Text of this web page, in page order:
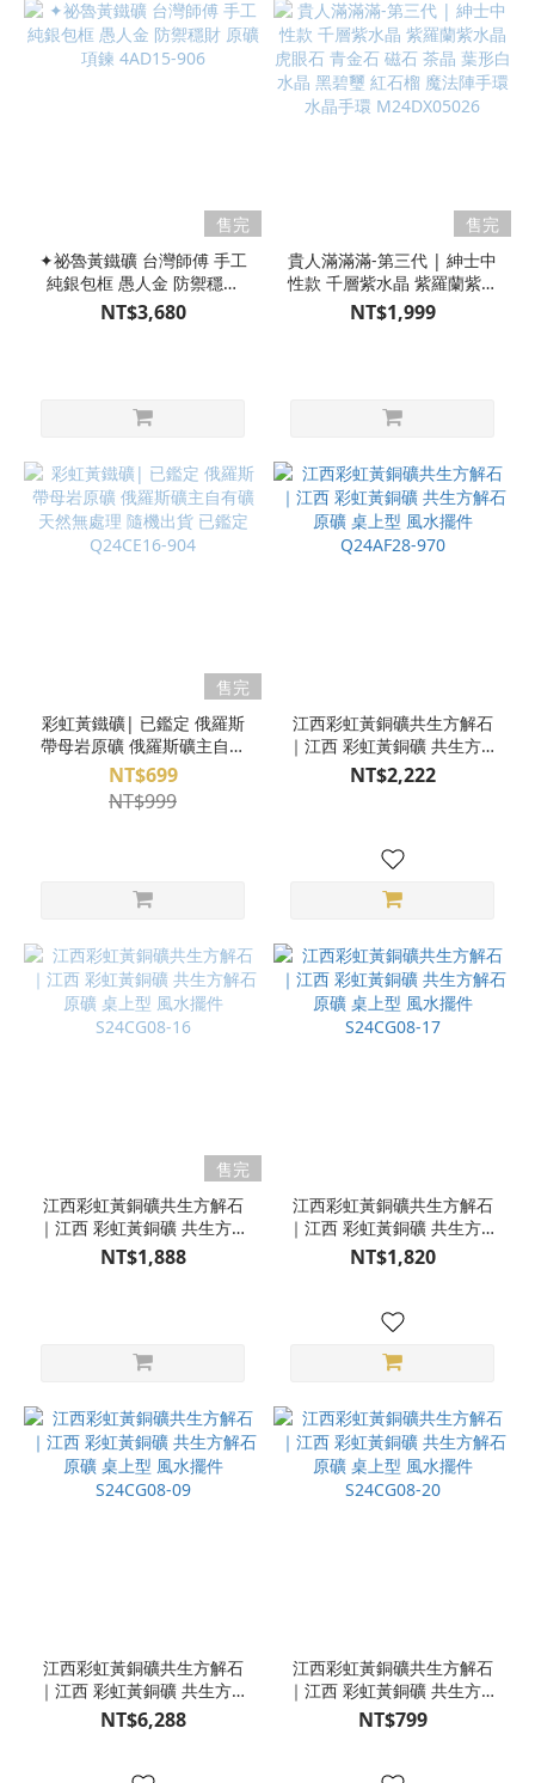
售完
✦祕魯黃鐵礦 台灣師傅 手工
純銀包框 愚人金 防禦穩財
原礦 項鍊 4AD15-906
NT$3,680
售完
貴人滿滿滿-第三代 | 紳士中
性款 千層紫水晶 紫羅蘭紫水
晶 虎眼石 青金石 磁石 茶晶
葉形白水晶 黑碧璽 紅石榴
NT$1,999
售完
彩虹黃鐵礦| 已鑑定 俄羅斯
帶母岩原礦 俄羅斯礦主自有
鑑定 Q24CE16-904
NT$699
NT$999
江西彩虹黃銅礦共生方解石
｜江西 彩虹黃銅礦 共生方解
石 原礦 桌上型 風水擺件
Q24AF28-970
NT$2,222
售完
江西彩虹黃銅礦共生方解石
｜江西 彩虹黃銅礦 共生方解
石 原礦 桌上型 風水擺件
S24CG08-16
NT$1,888
江西彩虹黃銅礦共生方解石
｜江西 彩虹黃銅礦 共生方解
石 原礦 桌上型 風水擺件
S24CG08-17
NT$1,820
江西彩虹黃銅礦共生方解石
｜江西 彩虹黃銅礦 共生方解
石 原礦 桌上型 風水擺件
S24CG08-09
NT$6,288
江西彩虹黃銅礦共生方解石
｜江西 彩虹黃銅礦 共生方解
石 原礦 桌上型 風水擺件
S24CG08-20
NT$799